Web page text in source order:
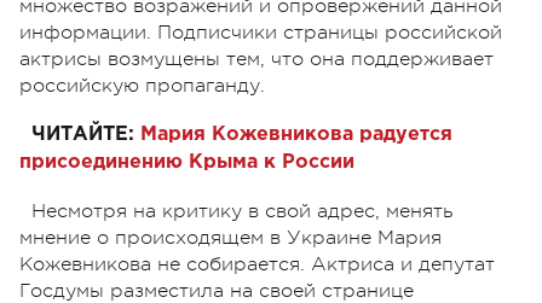
множество возражений и опровержений данной
информации. Подписчики страницы российской
актрисы возмущены тем, что она поддерживает
российскую пропаганду.
ЧИТАЙТЕ: Мария Кожевникова радуется
присоединению Крыма к России
Несмотря на критику в свой адрес, менять
мнение о происходящем в Украине Мария
Кожевникова не собирается. Актриса и депутат
Госдумы разместила на своей странице